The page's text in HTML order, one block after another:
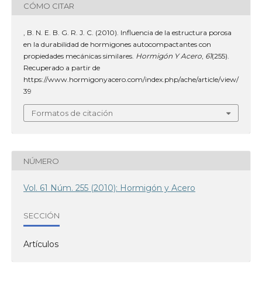
CÓMO CITAR
, B. N. E. B. G. R. J. C. (2010). Influencia de la estructura porosa
en la durabilidad de hormigones autocompactantes con
propiedades mecánicas similares. Hormigón Y Acero, 61(255).
Recuperado a partir de
https://www.hormigonyacero.com/index.php/ache/article/view/
39
Formatos de citación
NÚMERO
Vol. 61 Núm. 255 (2010): Hormigón y Acero
SECCIÓN
Artículos